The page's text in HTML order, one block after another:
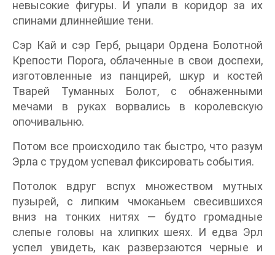
невысокие фигуры. И упали в коридор за их
спинами длиннейшие тени.
Сэр Кай и сэр Герб, рыцари Ордена Болотной
Крепости Порога, облаченные в свои доспехи,
изготовленные из панцирей, шкур и костей
Тварей Туманных Болот, с обнаженными
мечами в руках ворвались в королевскую
опочивальню.
Потом все происходило так быстро, что разум
Эрла с трудом успевал фиксировать события.
Потолок вдруг вспух множеством мутных
пузырей, с липким чмоканьем свесившихся
вниз на тонких нитях — будто громадные
слепые головы на хлипких шеях. И едва Эрл
успел увидеть, как разверзаются черные и